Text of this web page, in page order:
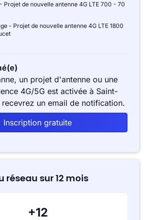
- Projet de nouvelle antenne 4G LTE 700 - 70
- Projet de nouvelle antenne 4G LTE 1800
un projet d'antenne ou une
4G/5G est activée à Saint-
recevrez un email de notification.
Inscription gratuite
réseau sur 12 mois
+12